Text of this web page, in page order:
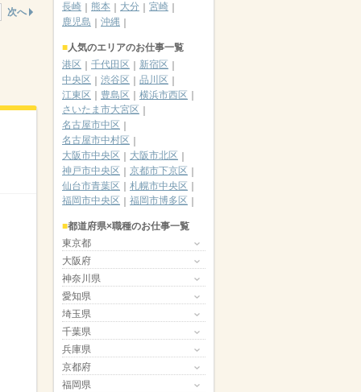
次へ
長崎
熊本 大分
宮崎
鹿児島
沖縄
人気のエリアのお仕事一覧
港区
千代田区
新宿区
中央区
渋谷区
品川区
江東区
豊島区
横浜市西区
さいたま市大宮区
名古屋市中区
名古屋市中村区
大阪市中央区
大阪市北区
神戸市中央区
京都市下京区
仙台市青葉区
札幌市中央区
福岡市中央区
福岡市博多区
都道府県×職種のお仕事一覧
東京都
大阪府
神奈川県
愛知県
埼玉県
千葉県
兵庫県
京都府
福岡県